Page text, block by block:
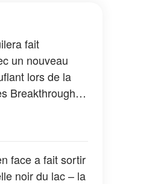
fait
un nouveau
lors de la
Breakthrough
face a fait sortir
noir du lac – la